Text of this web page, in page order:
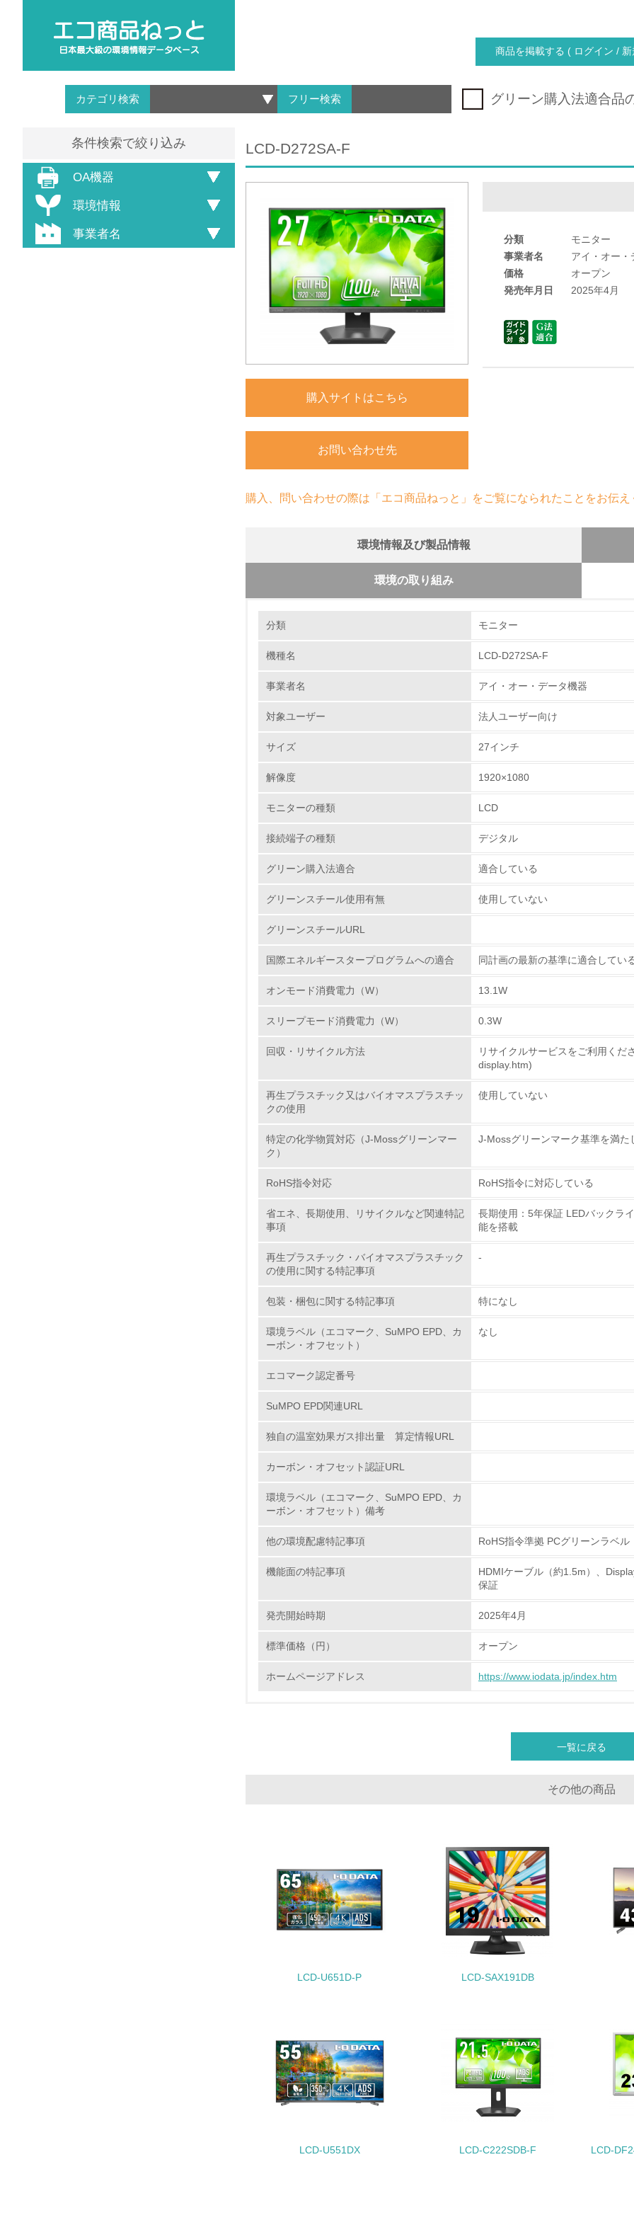
商品を掲載する ( ログイン / 新
カテゴリ検索 フリー検索 グリーン購入法適合品
条件検索で絞り込み
OA機器
環境情報
事業者名
LCD-D272SA-F
購入サイトはこちら
お問い合わせ先
分類
モニター
事業者名
アイ・オー・
価格
オープン
発売年月日
2025年4月
購入、問い合わせの際は「エコ商品ねっと」をご覧になられたことをお伝え
環境情報及び製品情報
環境の取り組み
1.環境取り組み体制
No. チェック項目
5. 環境取り組み体制と成果を定期的に検証して次の活動に活かして
6. 従業員が環境方針に基づいて自分の業務の中で行うべき環境対
7.
環境活動に関する規格やプログラムを導入している
No.
資源・エネルギー
9. <L1> 資源（投入原料、水等）とエネルギー（電力、重油、ガ
10. <L2> 資源とエネルギーの使用量の把握をし、具体的な削減目
<L2> 購入している製品・サービスの量と種類を把握し、具体的
非該当（包装・物流を必要とする業務を行っていない）
15. <L1> 環境負荷ができるだけ小さい包装・梱包を行っている
16. <L2> 環境負荷ができるだけ小さい物流を行っている
非該当（化学物質を使用していない）
17. <L1> 化学物質の使用量及び外部（大気・水・土壌）への排出量
廃棄物
生物多様性保全
21.
<L1> 「生物多様性保全」に関する取り組み（例：森林保全活
購入、原材料のトレーサビリティの確認等）を行っている
地域への貢献
22. <L1> 周辺地域の環境保全活動を行い、自治体や地域団体の活動
No.
23. <L1> 「人権・労働等」に関する方針、規定等を持っている
<L1> 「公正・適正な取引」に関する方針、規定等を持っている
分類 モニター
機種名 LCD-D272SA-F
事業者名 アイ・オー・データ機器
対象ユーザー 法人ユーザー向け
サイズ 27インチ
解像度 1920×1080
モニターの種類 LCD
接続端子の種類 デジタル
グリーン購入法適合 適合している
グリーンスチール使用有無 使用していない
グリーンスチールURL
国際エネルギースタープログラムへの適合 同計画の最新の基準に適合してい
オンモード消費電力（W） 13.1W
スリープモード消費電力（W） 0.3W
回収・リサイクル方法
リサイクルサービスをご利用く
display.htm)
再生プラスチック又はバイオマスプラスチッ
クの使用
使用していない
特定の化学物質対応（J-Mossグリーンマー
ク）
J-Mossグリーンマーク基準を満た
RoHS指令対応 RoHS指令に対応している
省エネ、長期使用、リサイクルなど関連特記
事項
長期使用：5年保証 LEDバックラ
能を搭載
再生プラスチック・バイオマスプラスチック
の使用に関する特記事項
-
包装・梱包に関する特記事項 特になし
環境ラベル（エコマーク、SuMPO EPD、カ
ーボン・オフセット）
なし
エコマーク認定番号
SuMPO EPD関連URL
独自の温室効果ガス排出量 算定情報URL
カーボン・オフセット認証URL
環境ラベル（エコマーク、SuMPO EPD、カ
ーボン・オフセット）備考
他の環境配慮特記事項 RoHS指令準拠 PCグリーンラベ
機能面の特記事項
HDMIケーブル（約1.5m）、
保証
発売開始時期 2025年4月
標準価格（円） オープン
ホームページアドレス https://www.iodata.jp/index.htm
一覧に戻る
その他の商品
LCD-U651D-P LCD-SAX191DB
LCD-U551DX LCD-C222SDB-F
LCD-